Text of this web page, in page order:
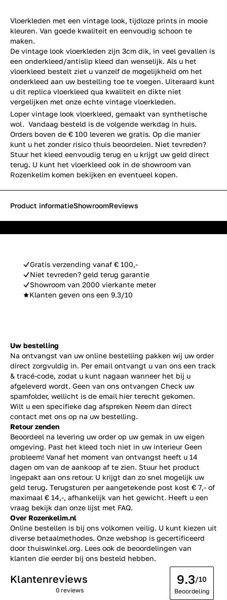
Vloerkleden met een vintage look, tijdloze prints in mooie
kleuren. Van goede kwaliteit en eenvoudig schoon te
maken.
De vintage look vloerkleden zijn 3cm dik, in veel gevallen is
een onderkleed/antislip kleed dan wenselijk. Als u het
vloerkleed bestelt ziet u vanzelf de mogelijkheid om het
onderkleed aan uw bestelling toe te voegen. Uiteraard kunt
u dit replica vloerkleed qua kwaliteit en dikte niet
vergelijken met onze echte vintage vloerkleden.
Loper vintage look vloerkleed, gemaakt van synthetische
wol. Vandaag besteld is de volgende werkdag in huis.
Orders boven de € 100 leveren we gratis. Op die manier
kunt u het zonder risico thuis beoordelen. Niet tevreden?
Stuur het kleed eenvoudig terug en u krijgt uw geld direct
terug. U kunt het vloerkleed ook in de showroom van
Rozenkelim komen bekijken en eventueel kopen.
Gratis verzending vanaf € 100,-
Niet tevreden? geld terug garantie
Showroom van 2000 vierkante meter
Klanten geven ons een 9.3/10
Product informatieShowroomReviews
Uw bestelling
Na ontvangst van uw online bestelling pakken wij uw order
direct zorgvuldig in. Per email ontvangt u van ons een track
& tracé-code, zodat u kunt nagaan wanneer het bij u
afgeleverd wordt. Geen van ons ontvangen Check uw
spamfolder, wellicht is de email hier terecht gekomen.
Wilt u een specifieke dag afspreken Neem dan direct
contact met ons op na uw bestelling.
Retour zenden
Beoordeel na levering uw order op uw gemak in uw eigen
omgeving. Past het kleed toch niet in uw interieur Geen
probleem! Vanaf het moment van ontvangst heeft u 14
dagen om van de aankoop af te zien. Stuur het product
ingepakt aan ons retour. U krijgt dan zo snel mogelijk uw
geld terug. Terugsturen per aangetekende post kost € 7,- of
maximaal € 14,-, afhankelijk van het gewicht. Heeft u een
vraag bekijk dan onze lijst met FAQ.
Over Rozenkelim.nl
Online bestellen is bij ons volkomen veilig. U kunt kiezen uit
diverse betaalmethodes. Onze webshop is gecertificeerd
door thuiswinkel.org. Lees ook de beoordelingen van
klanten die eerder bij ons besteld hebben.
Klantenreviews
0 reviews
9.3/10
Beoordeling